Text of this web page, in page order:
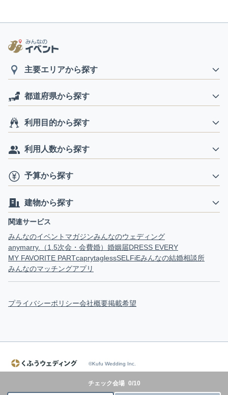
チェック会場 0/10
主要エリアから探す
都道府県から探す
利用目的から探す
利用人数から探す
予算から探す
建物から探す
関連サービス
みんなのイベントマガジンみんなのウェディング
anymarry.（1.5次会・会費婚） 婚姻届DRESS EVERY
MY FAVORITE PARTcaprytaglessSELFiEみんなの結婚相談所
みんなのマッチングアプリ
プライバシーポリシー会社概要掲載希望
©Kufu Wedding Inc.